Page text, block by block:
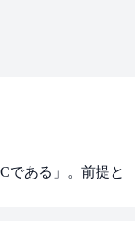
である」。前提と